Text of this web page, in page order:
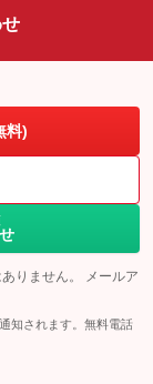
料)
りません。 メールア
知されます。無料電話